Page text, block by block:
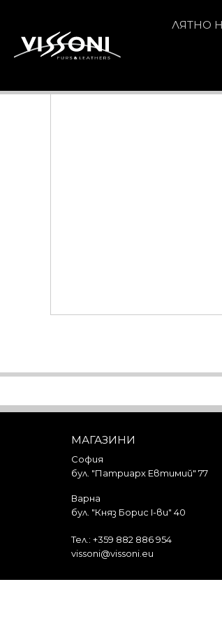
ЛЯТНО
МАГАЗИНИ
София
бул. "Патриарх Евтимий" 77
Варна
бул. "Княз Борис I-ви" 40
Тел.: +359 882 886 954
vissoni@vissoni.eu